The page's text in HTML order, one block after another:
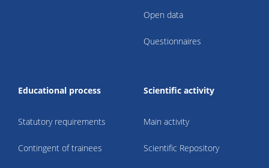
Open data
Questionnaires
Educational process
Statutory requirements
Contingent of trainees
Scientific activity
Main activity
Scientific Repository